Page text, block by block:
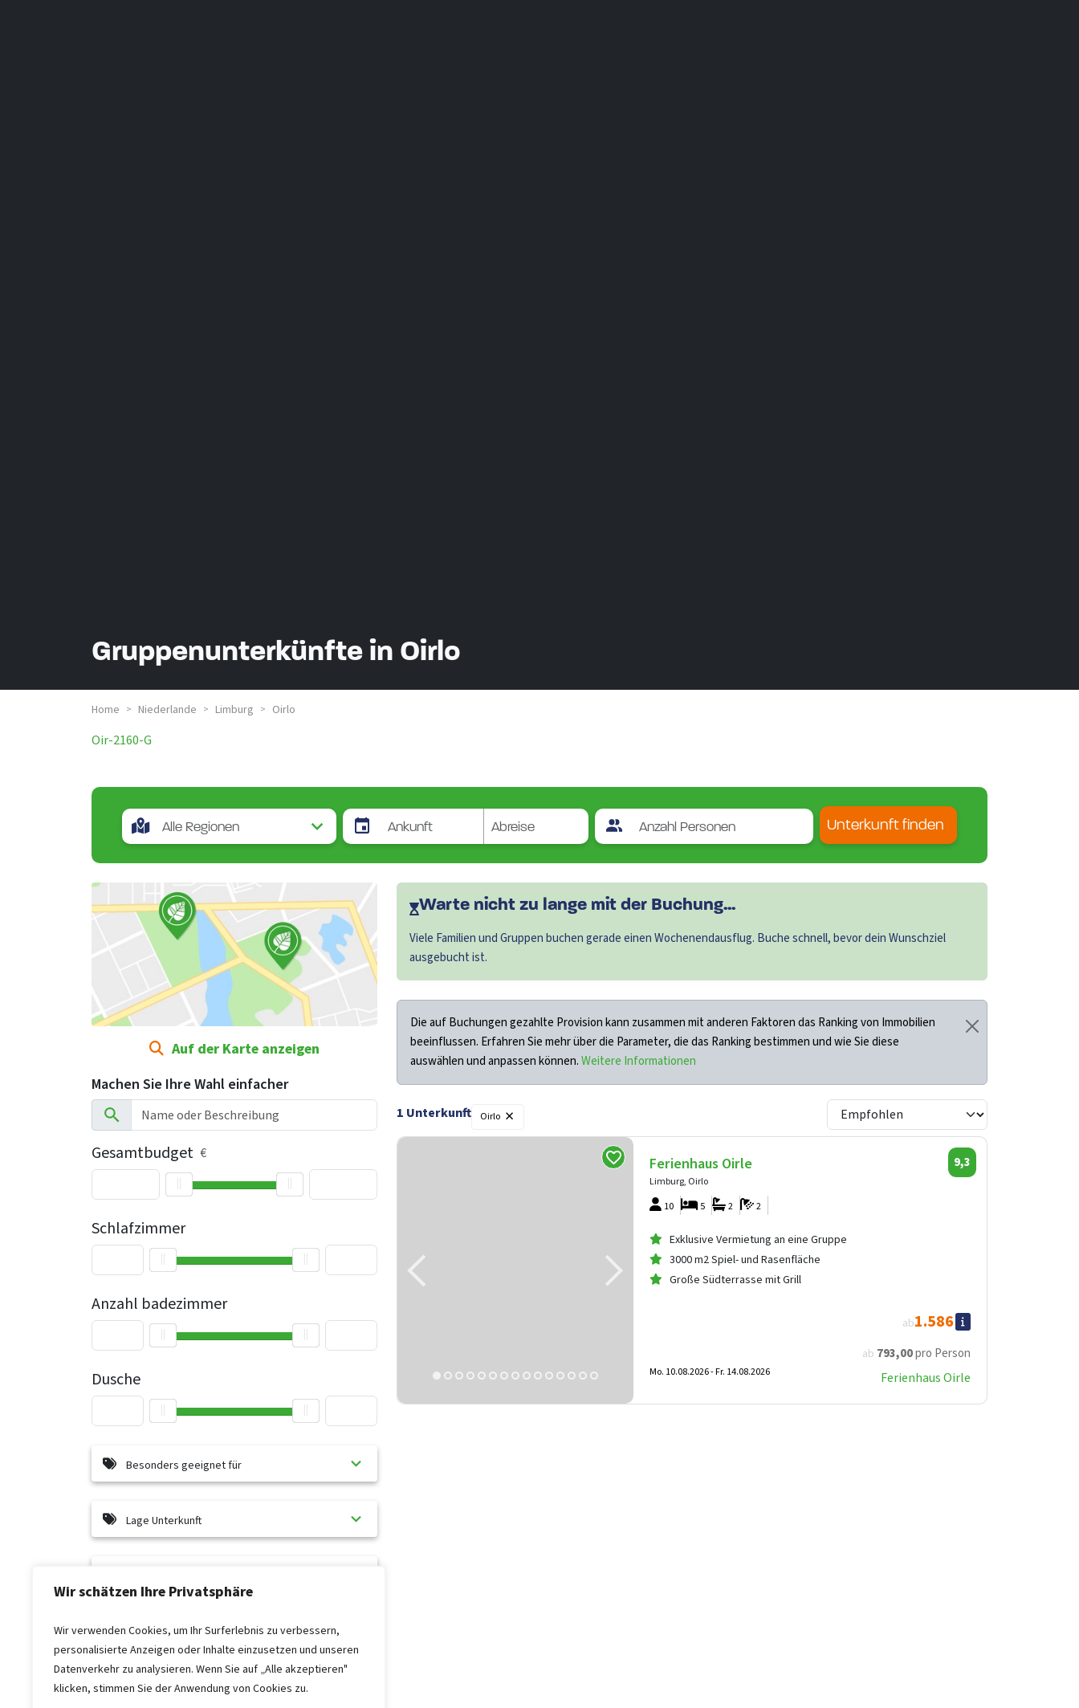
Wir schätzen Ihre Privatsphäre
Wir verwenden Cookies, um Ihr Surferlebnis zu verbessern,
personalisierte Anzeigen oder Inhalte einzusetzen und unseren
Datenverkehr zu analysieren. Wenn Sie auf „Alle akzeptieren"
klicken, stimmen Sie der Anwendung von Cookies zu.
Gruppenunterkünfte in Oirlo
Home > Niederlande > Limburg > Oirlo
Oir-2160-G
Unterkunft finden
Auf der Karte anzeigen
Machen Sie Ihre Wahl einfacher
Gesamtbudget €
Dusche
Anzahl badezimmer
Schlafzimmer
Lage Unterkunft
Einrichtung (Innen)
Besonders geeignet für
Algemene gegevens
Warte nicht zu lange mit der Buchung...
Viele Familien und Gruppen buchen gerade einen Wochenendausflug. Buche schnell, bevor dein Wunschziel
ausgebucht ist.
Die auf Buchungen gezahlte Provision kann zusammen mit anderen Faktoren das Ranking von Immobilien
beeinflussen. Erfahren Sie mehr über die Parameter, die das Ranking bestimmen und wie Sie diese
auswählen und anpassen können.Weitere Informationen
1 Unterkunft Oirlo ×
Ferienhaus Oirle
Limburg, Oirlo
9,3
10 2
2
5
Exklusive Vermietung an eine Gruppe
3000 m2 Spiel- und Rasenfläche
Große Südterrasse mit Grill
ab 793,00pro Person
ab1.586
Mo. 10.08.2026 -Fr. 14.08.2026 Ferienhaus Oirle